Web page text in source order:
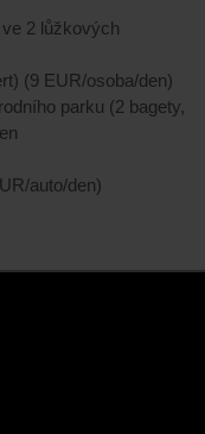
2 lůžkových
(9 EUR/osoba/den)
parku (2 bagety,
auto/den)